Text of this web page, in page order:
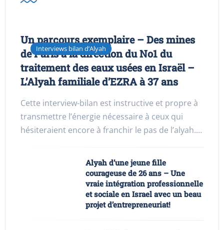
Interviews bilan d’Alyah
Un parcours exemplaire – Des mines
de Paris à la direction du No1 du
traitement des eaux usées en Israël –
L’Alyah familiale d’EZRA à 37 ans
Cette interview-bilan est instructive et propre à
transmettre l’énergie nécessaire à ceux qui
hésiteraient encore à franchir le pas de l’alyah.…
Alyah d’une jeune fille
courageuse de 26 ans – Une
vraie intégration professionnelle
et sociale en Israel avec un beau
projet d’entrepreneuriat!